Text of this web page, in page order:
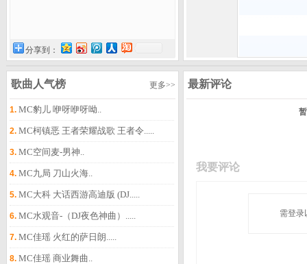
分享到：
歌曲人气榜 更多>>
1. MC豹儿 咿呀咿呀呦..
2. MC柯镇恶 王者荣耀战歌 王者令.....
3. MC空间麦-男神..
4. MC九局 刀山火海..
5. MC大科 大话西游高迪版 (DJ.....
6. MC水观音-（DJ夜色神曲）.....
7. MC佳瑶 火红的萨日朗.....
8. MC佳瑶 商业舞曲..
最新评论
需登录
我要评论